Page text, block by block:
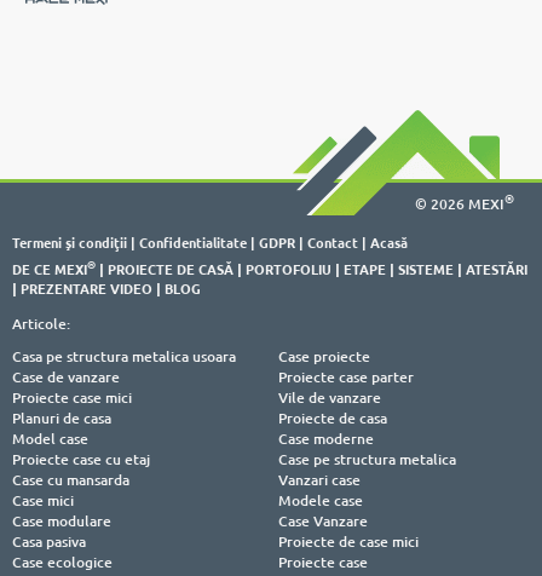
© 2026 MEXI®
Termeni şi condiţii | Confidentialitate | GDPR | Contact | Acasă
DE CE MEXI® | PROIECTE DE CASĂ | PORTOFOLIU | ETAPE | SISTEME | ATESTĂRI
| PREZENTARE VIDEO | BLOG
Articole:
Casa pe structura metalica usoara
Case de vanzare
Proiecte case mici
Planuri de casa
Model case
Proiecte case cu etaj
Case cu mansarda
Case mici
Case modulare
Casa pasiva
Case proiecte
Proiecte case parter
Vile de vanzare
Proiecte de casa
Case moderne
Case pe structura metalica
Vanzari case
Modele case
Case Vanzare
Proiecte de case mici
Case ecologice
Proiecte case